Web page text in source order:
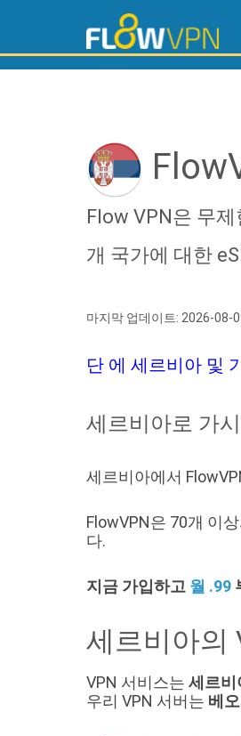
Flow VPN은 무
개 국가에 대한
마지막 업데이트: 2026-08-
단 에 세르비아 및
세르비아로 가
세르비아에서
FlowVPN은 70개 이
다.
지금 가입하고 월 .99
세르비아의
VPN 서비스는 세르비
우리 VPN 서버는 베